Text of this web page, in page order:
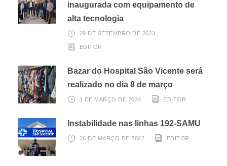
inaugurada com equipamento de
alta tecnologia
29 DE SETEMBRO DE 2023
EDITOR
Bazar do Hospital São Vicente será
realizado no dia 8 de março
1 DE MARÇO DE 2024 EDITOR
Instabilidade nas linhas 192-SAMU
26 DE MARÇO DE 2022 EDITOR